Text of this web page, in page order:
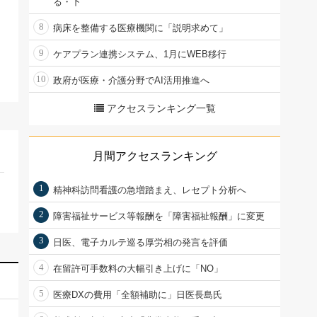
8 病床を整備する医療機関に「説明求めて」
9 ケアプラン連携システム、1月にWEB移行
10 政府が医療・介護分野でAI活用推進へ
アクセスランキング一覧
月間アクセスランキング
1 精神科訪問看護の急増踏まえ、レセプト分析へ
2 障害福祉サービス等報酬を「障害福祉報酬」に変更
3 日医、電子カルテ巡る厚労相の発言を評価
4 在留許可手数料の大幅引き上げに「NO」
5 医療DXの費用「全額補助に」日医長島氏